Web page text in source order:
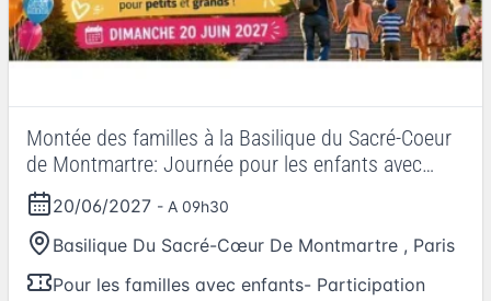
Montée des familles à la Basilique du Sacré-Coeur
de Montmartre: Journée pour les enfants avec
leurs parents.
20/06/2027 - A 09h30
Basilique Du Sacré-Cœur De Montmartre , Paris
Pour les familles avec enfants- Participation